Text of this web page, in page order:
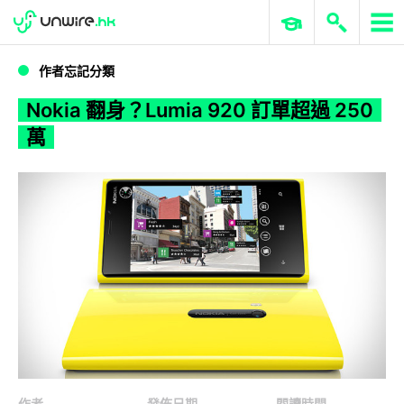
Nokia 翻身？Lumia 920 訂單超過 250 萬
WWDC 2026 ERP 與商業 AI
作者忘記分類
Nokia 翻身？Lumia 920 訂單超過 250
萬